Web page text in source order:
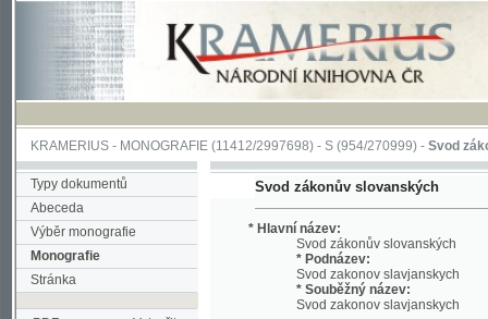
KRAMERIUS-MONOGRAFIE(11412/2997698) -S (954/270999)-Svod zákonův
Typy dokumentů
Abeceda
Výběr monografie
Monografie
Stránka
PDF Vytvořit
rozsah stran: (max. 20)
Svod zákonův slovanských
* Hlavní název:
Svod zákonův slovanských
* Podnázev:
Svod zakonov slavjanskych
* Souběžný název:
Svod zakonov slavjanskych
* Přispěvatel: